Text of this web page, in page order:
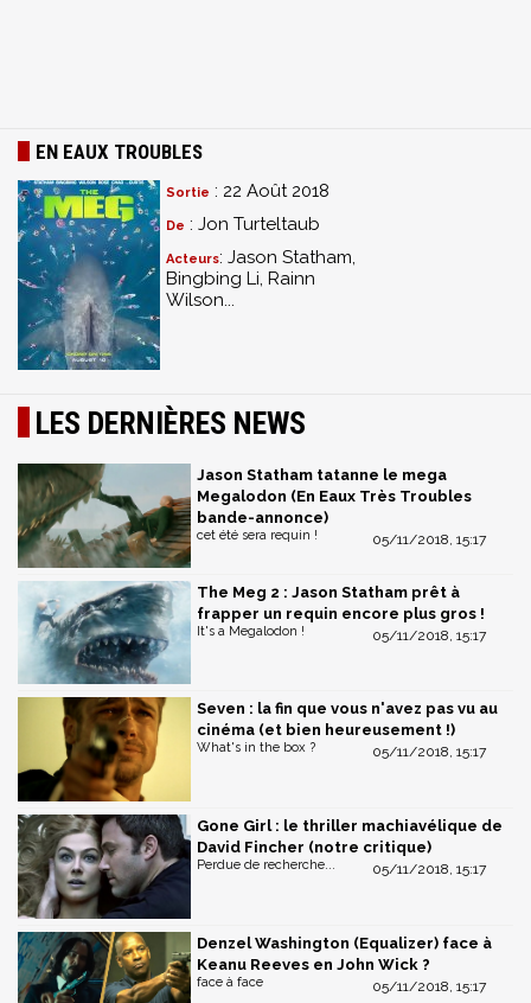
EN EAUX TROUBLES
Sortie : 22 Août 2018
De : Jon Turteltaub
Acteurs: Jason Statham,
Bingbing Li, Rainn
Wilson...
LES DERNIÈRES NEWS
Jason Statham tatanne le mega
Megalodon (En Eaux Très Troubles
bande-annonce)
05/11/2018, 15:17
cet été sera requin !
The Meg 2 : Jason Statham prêt à
frapper un requin encore plus gros !
05/11/2018, 15:17
It's a Megalodon !
Seven : la fin que vous n'avez pas vu au
cinéma (et bien heureusement !)
05/11/2018, 15:17
What's in the box ?
Gone Girl : le thriller machiavélique de
David Fincher (notre critique)
05/11/2018, 15:17
Perdue de recherche...
Denzel Washington (Equalizer) face à
Keanu Reeves en John Wick ?
05/11/2018, 15:17
face à face